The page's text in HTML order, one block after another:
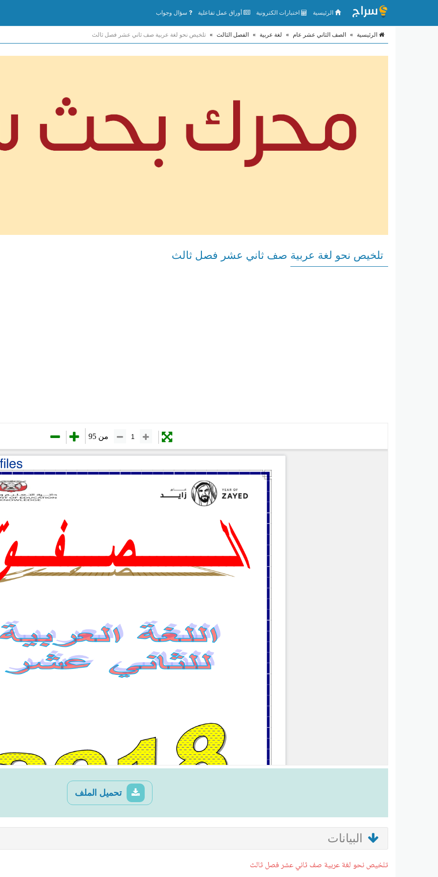
الرئيسية اختبارات الكترونية أوراق عمل تفاعلية سؤال وجواب
الرئيسية » الصف الثاني عشر عام » لغة عربية » الفصل الثالث » تلخيص نحو لغة عربية صف ثاني عشر فصل ثالث
تلخيص نحو لغة عربية صف ثاني عشر فصل ثالث
تحميل الملف
البيانات
تلخيص نحو لغة عربية صف ثاني عشر فصل ثالث